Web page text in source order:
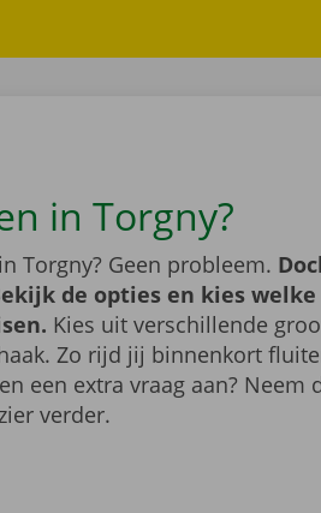
in Torgny?
Torgny? Geen probleem.
de opties en kies
Kies uit verschillende
Zo rijd jij binnenkort
een extra vraag aan? Neem
verder.